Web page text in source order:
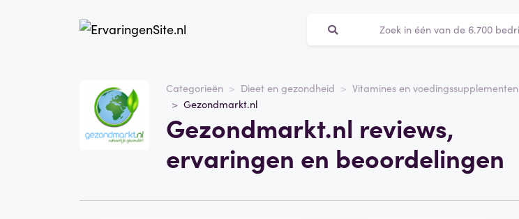
Categorieën Dieet en gezondheid
Vitamines en voedingssupplementen
Gezondmarkt.nl
Gezondmarkt.nl reviews,
ervaringen en beoordelingen
Website
Gezondmarkt.nl
Categorie
Dieet en gezondheid
Schrijf een beoordeling